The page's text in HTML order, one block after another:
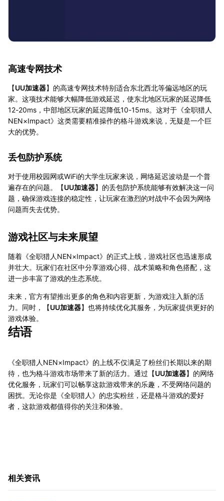
高速专网技术
【UU加速器】的高速专网技术特别适合东北西北等偏远地区的玩
家。这项技术能够大幅降低游戏延迟，使东北地区玩家的延迟降低
12-20ms，中部地区玩家的延迟降低10-15ms。这对于《全职猎人
NEN×Impact》这类需要精准操作的格斗游戏来说，无疑是一个巨
大的优势。
丢包防护系统
对于使用校园网或WiFi的大学生玩家来说，网络延迟波动是一个普
遍存在的问题。【UU加速器】的丢包防护系统能够有效解决这一问
题，确保游戏连接的稳定性，让玩家在激烈的对战中不会因为网络
问题而失去优势。
游戏社区与未来展望
随着《全职猎人NEN×Impact》的正式上线，游戏社区也迅速形成
并壮大。玩家们在社区中分享游戏心得、战术策略和角色搭配，这
进一步丰富了游戏的生态系统。
未来，官方有望推出更多的角色和内容更新，为游戏注入新的活
力。同时，【UU加速器】也将持续优化其服务，为玩家提供更好的
游戏体验。
结语
《全职猎人NEN×Impact》的上线不仅满足了粉丝们长期以来的期
待，也为格斗游戏市场带来了新的活力。通过【UU加速器】的网络
优化服务，玩家们可以畅享这款游戏带来的乐趣，不受网络问题的
困扰。无论你是《全职猎人》的忠实粉丝，还是格斗游戏的爱好
者，这款游戏都值得你的关注和体验。
相关资讯